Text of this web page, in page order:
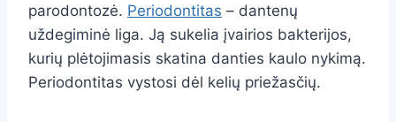
parodontozė. Periodontitas – dantenų
uždegiminė liga. Ją sukelia įvairios bakterijos,
kurių plėtojimasis skatina danties kaulo nykimą.
Periodontitas vystosi dėl kelių priežasčių.